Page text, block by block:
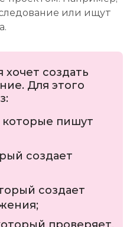
или ищут
создать
Для этого
пишут
создает
создает